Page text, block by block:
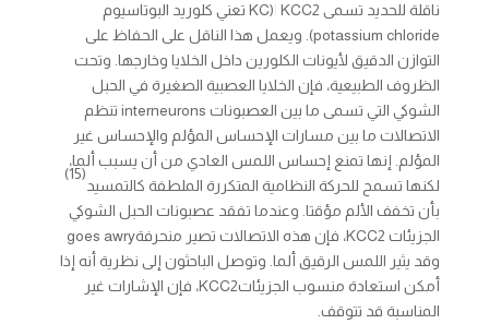
ناقلة للحديد تسمى KCC2
(KC تعني كلوريد البوتاسيوم
potassium chloride). ويعمل هذا الناقل على الحفاظ على
التوازن الدقيق لأيونات الكلورين داخل الخلايا وخارجها. وتحت
الظروف الطبيعية، فإن الخلايا العصبية الصغيرة في الحبل
الشوكي التي تسمى ما بين العصبونات interneurons تنظم
الاتصالات ما بين مسارات الإحساس المؤلم والإحساس غير
المؤلم. إنها تمنع إحساس اللمس العادي من أن يسبب ألما،
لكنها تسمح للحركة النظامية المتكررة الملطفة كالتمسيد
(15)
بأن تخفف الألم مؤقتا. وعندما تفقد عصبونات الحبل الشوكي
الجزيئات KCC2، فإن هذه الاتصالات تصير منحرفةgoes awry
وقد يثير اللمس الرقيق ألما. وتوصل الباحثون إلى نظرية أنه إذا
أمكن استعادة منسوب الجزيئاتKCC2، فإن الإشارات غير
المناسبة قد تتوقف.